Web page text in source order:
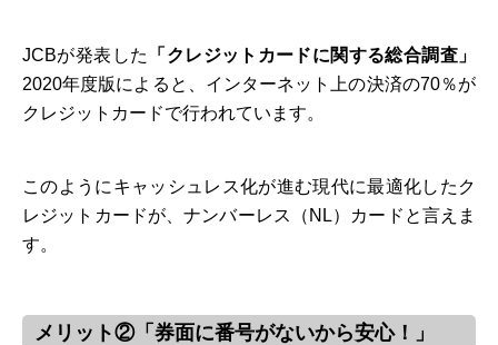
JCBが発表した
「クレジットカードに関する総合調査」
2020年度版によると、インターネット上の決済の70％が
クレジットカードで行われています。
このようにキャッシュレス化が進む現代に最適化したク
レジットカードが、ナンバーレス（NL）カードと言えま
す。
メリット②「券面に番号がないから安心！」